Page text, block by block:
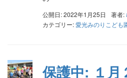
公開日: 2022年1月25日 著者:
カテゴリー:愛光みのりこども
保護中: １月